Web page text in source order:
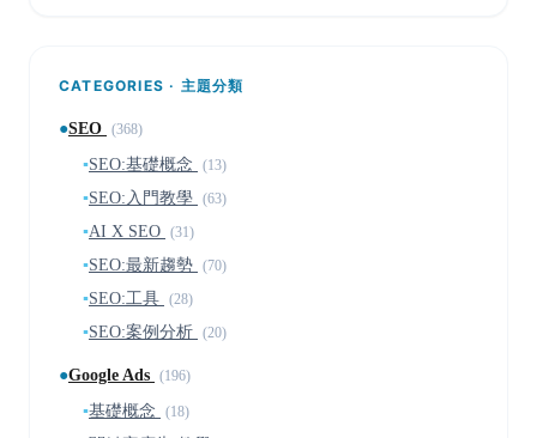
CATEGORIES · 主題分類
●SEO (368)
▪SEO:基礎概念 (13)
▪SEO:入門教學 (63)
▪AI X SEO (31)
▪SEO:最新趨勢 (70)
▪SEO:工具 (28)
▪SEO:案例分析 (20)
●Google Ads (196)
▪基礎概念 (18)